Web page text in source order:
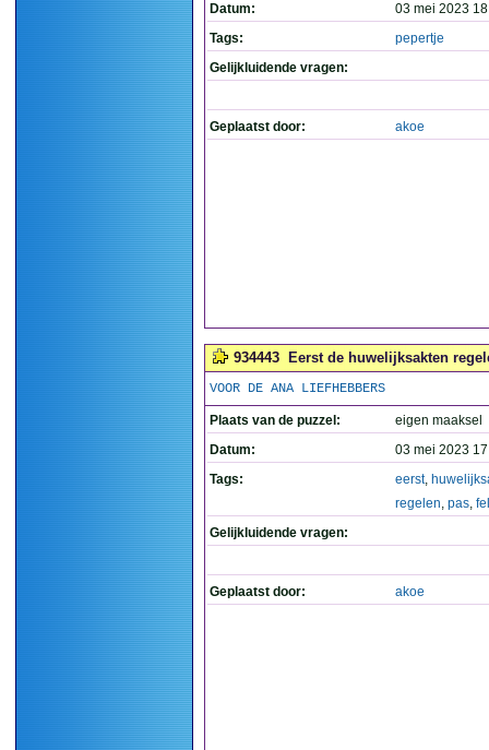
Datum:
03 mei 2023
Tags:
pepertje
Gelijkluidende vragen:
Geplaatst door: akoe
934443 Eerst de huwelijksakten
VOOR DE ANA LIEFHEBBERS
Plaats van de puzzel:
eigen maaksel
Datum:
03 mei 2023
Tags:
eerst,
regelen, pas,
Gelijkluidende vragen:
Geplaatst door: akoe